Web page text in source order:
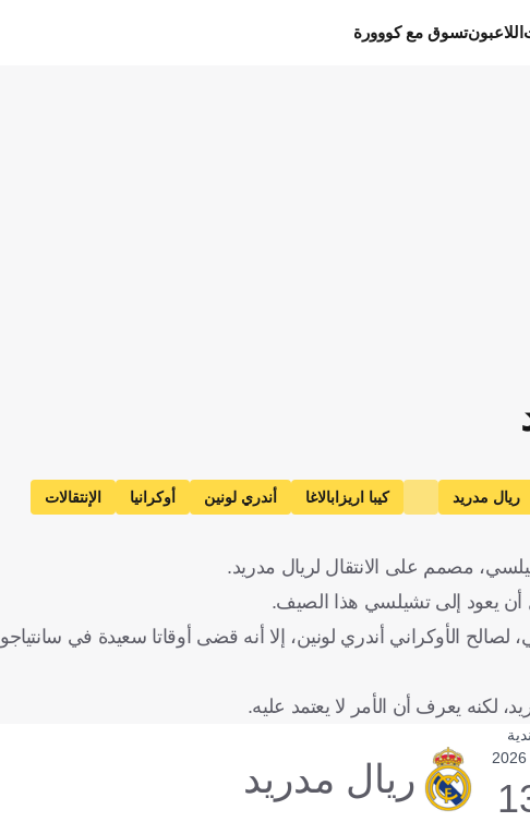
اللاعبونتسوق مع كووورة
ريال مدريد كيبا اريزابالاغا أندري لونين أوكرانيا
الإنتقالات
مصمم على الانتقال لريال مدريد.
أن يعود إلى تشيلسي هذا الصيف.
الأوكراني أندري لونين، إلا أنه قضى أوقاتا سعيدة في سانتياجو
لكنه يعرف أن الأمر لا يعتمد عليه.
ريال مدريد